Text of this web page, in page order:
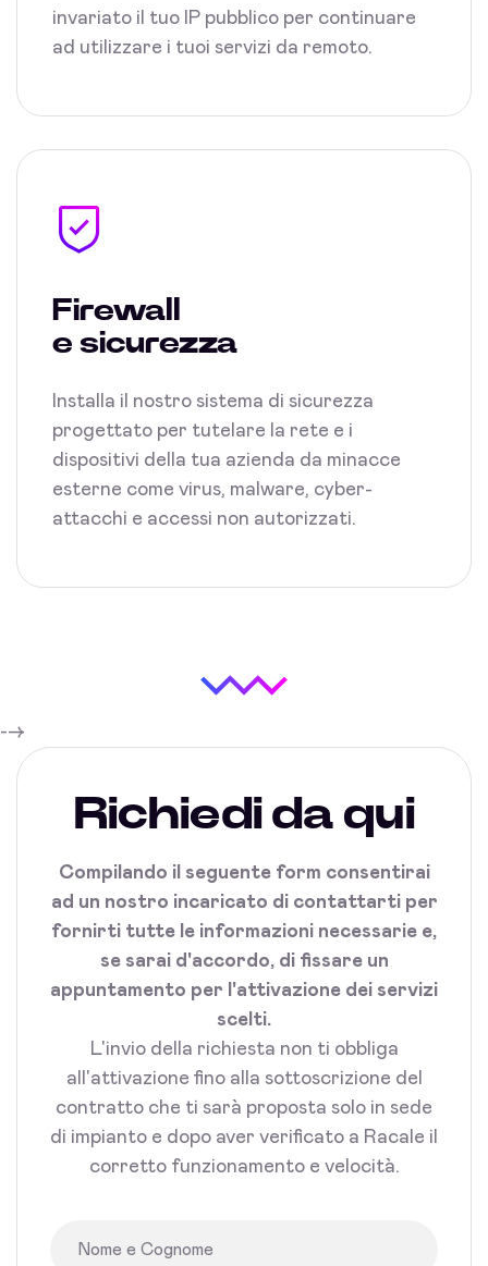
invariato il tuo IP pubblico per continuare
ad utilizzare i tuoi servizi da remoto.
Firewall
e sicurezza
Installa il nostro sistema di sicurezza
progettato per tutelare la rete e i
dispositivi della tua azienda da minacce
esterne come virus, malware, cyber-
attacchi e accessi non autorizzati.
-->
Richiedi da qui
Compilando il seguente form consentirai
ad un nostro incaricato di contattarti per
fornirti tutte le informazioni necessarie e,
se sarai d'accordo, di fissare un
appuntamento per l'attivazione dei servizi
scelti.
L'invio della richiesta non ti obbliga
all'attivazione fino alla sottoscrizione del
contratto che ti sarà proposta solo in sede
di impianto e dopo aver verificato a Racale il
corretto funzionamento e velocità.